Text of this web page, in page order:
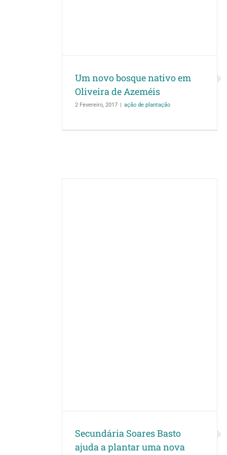
Um novo bosque nativo em
Oliveira de Azeméis
2 Fevereiro, 2017 ação de plantação
Secundária Soares Basto
ajuda a plantar uma nova